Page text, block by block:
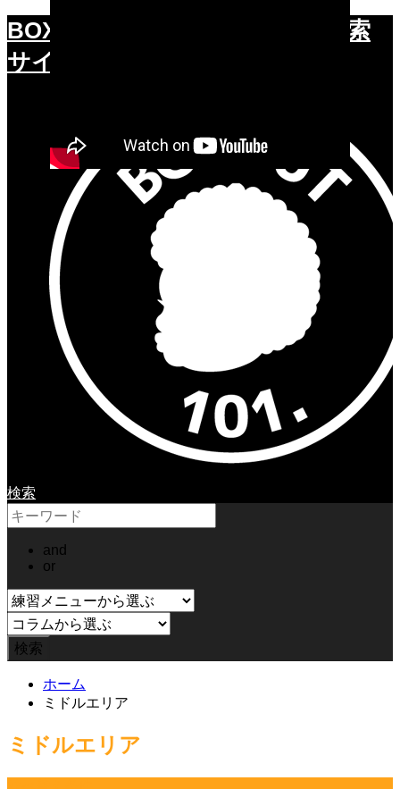
BOXOUT101.
バスケ練習動画検索
サイト
検索
and
or
ホーム
ミドルエリア
ミドルエリア